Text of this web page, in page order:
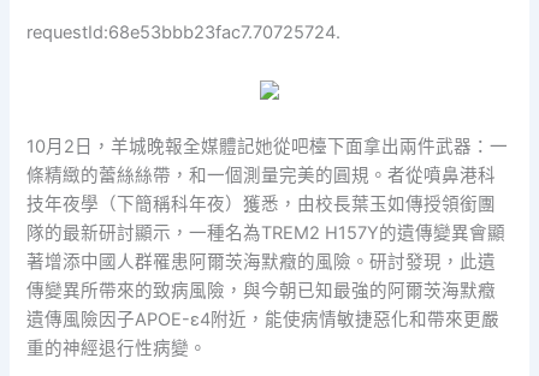
requestId:68e53bbb23fac7.70725724.
10月2日，羊城晚報全媒體記她從吧檯下面拿出兩件武器：一
條精緻的蕾絲絲帶，和一個測量完美的圓規。者從噴鼻港科
技年夜學（下簡稱科年夜）獲悉，由校長葉玉如傳授領銜團
隊的最新研討顯示，一種名為TREM2 H157Y的遺傳變異會顯
著增添中國人群罹患阿爾茨海默癥的風險。研討發現，此遺
傳變異所帶來的致病風險，與今朝已知最強的阿爾茨海默癥
遺傳風險因子APOE-ε4附近，能使病情敏捷惡化和帶來更嚴
重的神經退行性病變。